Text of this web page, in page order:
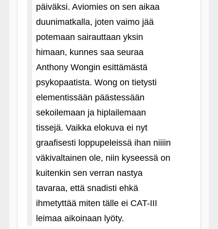
päiväksi. Aviomies on sen aikaa
duunimatkalla, joten vaimo jää
potemaan sairauttaan yksin
himaan, kunnes saa seuraa
Anthony Wongin esittämästä
psykopaatista. Wong on tietysti
elementissään päästessään
sekoilemaan ja hiplailemaan
tissejä. Vaikka elokuva ei nyt
graafisesti loppupeleissä ihan niiiin
väkivaltainen ole, niin kyseessä on
kuitenkin sen verran nastya
tavaraa, että snadisti ehkä
ihmetyttää miten tälle ei CAT-III
leimaa aikoinaan lyöty.